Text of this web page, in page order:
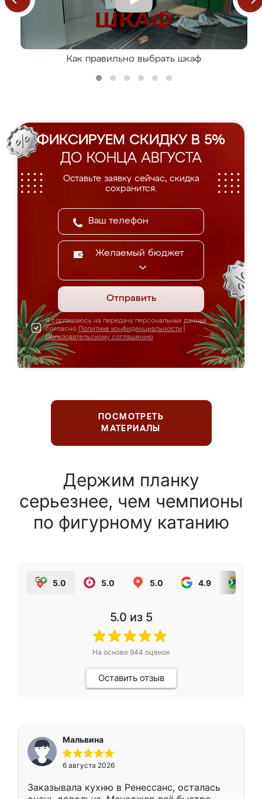
Как правильно выбрать шкаф
ФИКСИРУЕМ СКИДКУ В 5%
ДО КОНЦА АВГУСТА
Оставьте заявку сейчас, скидка
сохранится.
Желаемый бюджет
Отправить
Я соглашаюсь на передачу персональных данных
согласно Политике конфиденциальности
Пользовательскому соглашению
ПОСМОТРЕТЬ
МАТЕРИАЛЫ
Держим планку
серьезнее, чем чемпионы
по фигурному катанию
5.0 5.0 5.0 4.9
5.0 из 5
На основе 944 оценок
Оставить отзыв
Мальвина
6 августа 2026
Заказывала кухню в Ренессанс, осталась